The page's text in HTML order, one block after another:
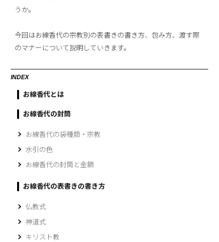
うか。
今回はお線香代の宗教別の表書きの書き方、包み方、渡す際
のマナーについて説明していきます。
INDEX
お線香代とは
お線香代の封筒
お線香代の袋種類・宗教
水引の色
お線香代の封筒と金額
お線香代の表書きの書き方
仏教式
神道式
キリスト教